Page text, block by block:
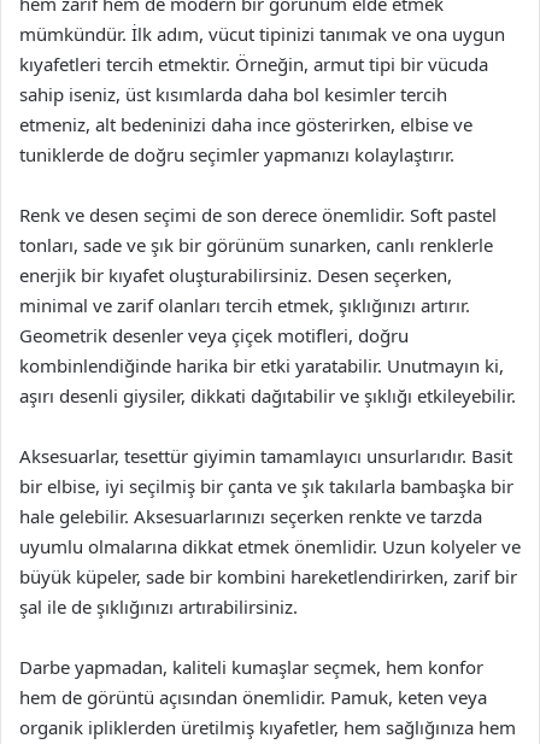
mümkündür. İlk adım, vücut tipinizi tanımak ve ona uygun
kıyafetleri tercih etmektir. Örneğin, armut tipi bir vücuda
sahip iseniz, üst kısımlarda daha bol kesimler tercih
etmeniz, alt bedeninizi daha ince gösterirken, elbise ve
tuniklerde de doğru seçimler yapmanızı kolaylaştırır.
Renk ve desen seçimi de son derece önemlidir. Soft pastel
tonları, sade ve şık bir görünüm sunarken, canlı renklerle
enerjik bir kıyafet oluşturabilirsiniz. Desen seçerken,
minimal ve zarif olanları tercih etmek, şıklığınızı artırır.
Geometrik desenler veya çiçek motifleri, doğru
kombinlendiğinde harika bir etki yaratabilir. Unutmayın ki,
aşırı desenli giysiler, dikkati dağıtabilir ve şıklığı etkileyebilir.
Aksesuarlar, tesettür giyimin tamamlayıcı unsurlarıdır. Basit
bir elbise, iyi seçilmiş bir çanta ve şık takılarla bambaşka bir
hale gelebilir. Aksesuarlarınızı seçerken renkte ve tarzda
uyumlu olmalarına dikkat etmek önemlidir. Uzun kolyeler ve
büyük küpeler, sade bir kombini hareketlendirirken, zarif bir
şal ile de şıklığınızı artırabilirsiniz.
Darbe yapmadan, kaliteli kumaşlar seçmek, hem konfor
hem de görüntü açısından önemlidir. Pamuk, keten veya
organik ipliklerden üretilmiş kıyafetler, hem sağlığınıza hem